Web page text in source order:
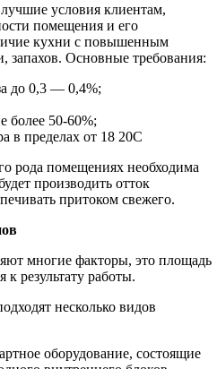
условия клиентам,
помещения и его
кухни с повышенным
запахов. Основные требования:
до 0,3 — 0,4%;
более 50-60%;
в пределах от 18 20С
рода помещениях необходима
производить отток
притоком свежего.
многие факторы, это площадь
к результату работы.
несколько видов
оборудование, состоящие